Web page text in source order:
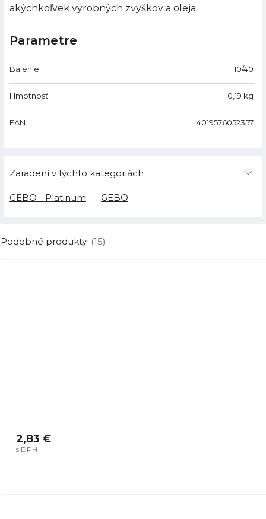
akýchkoľvek výrobných zvyškov a oleja.
Parametre
Balenie 10/40
Hmotnosť 0,19 kg
EAN 4019576052357
Zaradení v týchto kategoriách
GEBO - Platinum GEBO
Podobné produkty (15)
2,83 €
s DPH